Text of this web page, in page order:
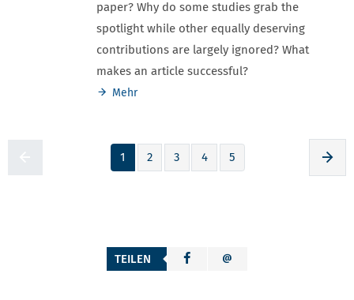
paper? Why do some studies grab the
spotlight while other equally deserving
contributions are largely ignored? What
makes an article successful?
Mehr
Zur voherigen Seite
1 2 3 4 5
TEILEN